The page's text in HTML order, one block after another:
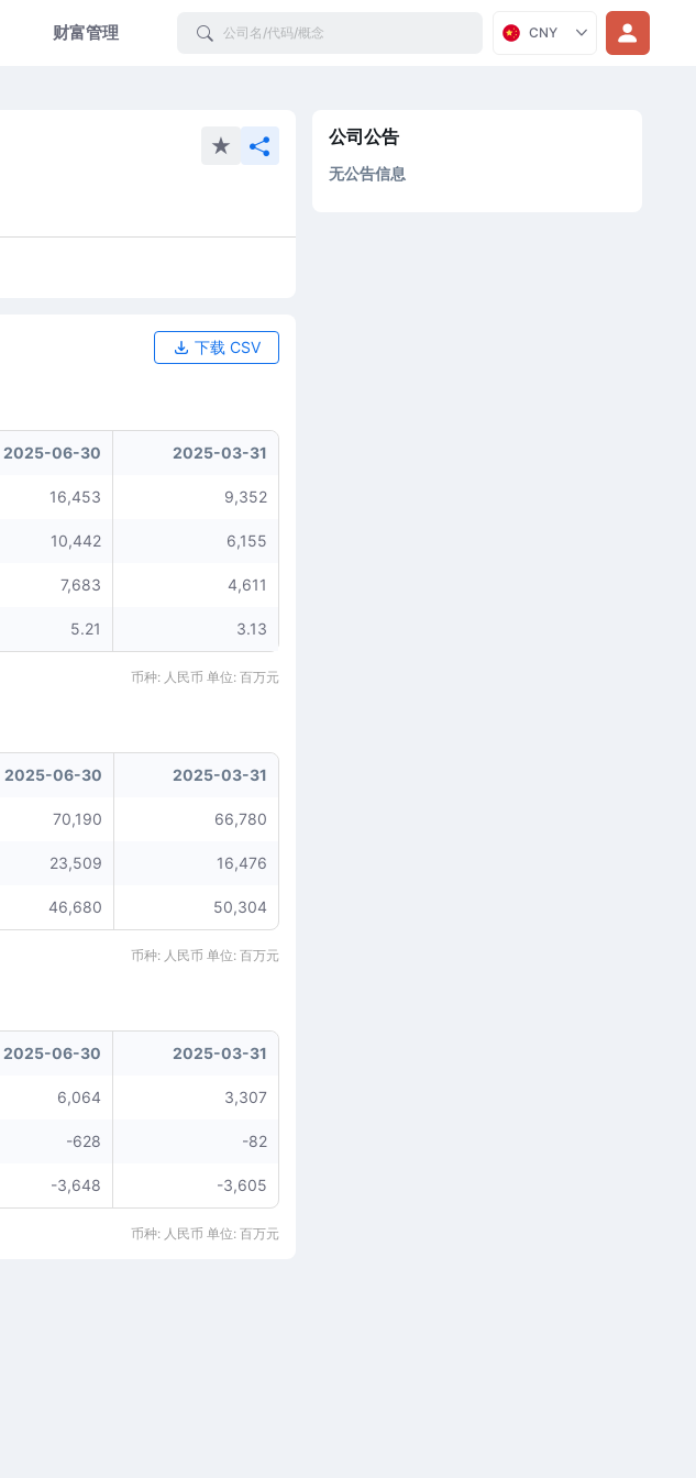
财富管理 Search CNY
下载 CSV
2025-06-30 2025-03-31
16,453 9,352
10,442 6,155
7,683 4,611
5.21 3.13
币种: 人民币 单位: 百万元
2025-06-30 2025-03-31
70,190 66,780
23,509 16,476
46,680 50,304
币种: 人民币 单位: 百万元
2025-06-30 2025-03-31
6,064 3,307
-628 -82
-3,648 -3,605
币种: 人民币 单位: 百万元
公司公告
无公告信息